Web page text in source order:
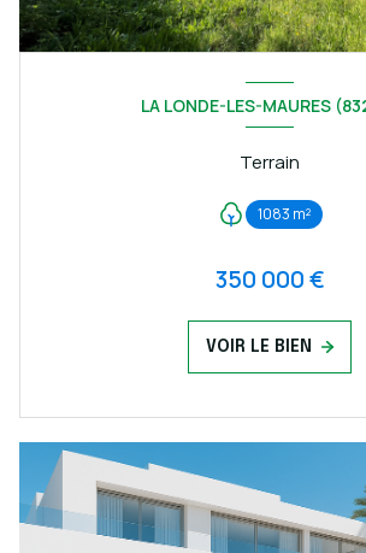
LA LONDE-LES-MAURES
Terrain
1083 m²
350 000 €
VOIR LE BIEN